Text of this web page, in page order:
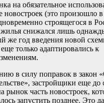
на обязательное
новостроек (это произошло
строящегося в
снижался лишь
же год введения новой
только адаптировались к
в силу поправок в закон
застройщики еще до
рынок часть новостроек,
запустить позднее. Это